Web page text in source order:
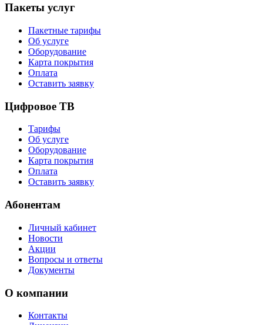
Пакеты услуг
Пакетные тарифы
Об услуге
Оборудование
Карта покрытия
Оплата
Оставить заявку
Цифровое ТВ
Тарифы
Об услуге
Оборудование
Карта покрытия
Оплата
Оставить заявку
Абонентам
Личный кабинет
Новости
Акции
Вопросы и ответы
Документы
О компании
Контакты